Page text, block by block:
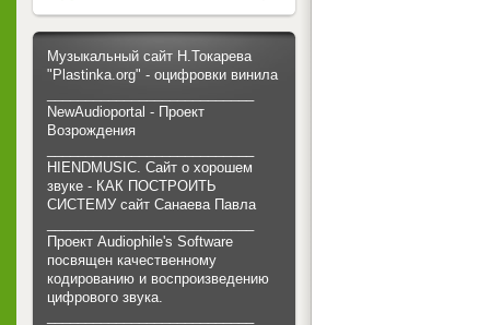
Музыкальный сайт Н.Токарева
"Plastinka.org" - оцифровки винила
NewAudioportal - Проект
Возрождения
HIENDMUSIC. Сайт о хорошем
звуке - КАК ПОСТРОИТЬ
СИСТЕМУ сайт Санаева Павла
Проект Audiophile's Software
посвящен качественному
кодированию и воспроизведению
цифрового звука.